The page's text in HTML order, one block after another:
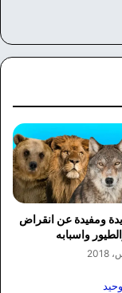
ومفيدة عن انقراض
واسبابه